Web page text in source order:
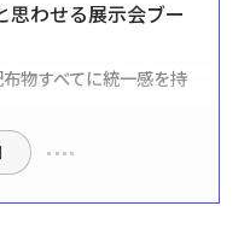
思わせる展示会ブー
布物すべてに統一感を持